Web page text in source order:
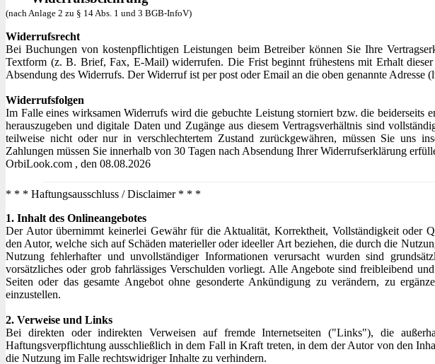
(nach Anlage 2 zu § 14 Abs. 1 und 3 BGB-InfoV)
Widerrufsrecht
Bei Buchungen von kostenpflichtigen Leistungen beim Betreiber können Sie Ihre
Textform (z. B. Brief, Fax, E-Mail) widerrufen. Die Frist beginnt frühestens mit Erhalt
Absendung des Widerrufs. Der Widerruf ist per post oder Email an die oben genannte Adresse
Widerrufsfolgen
Im Falle eines wirksamen Widerrufs wird die gebuchte Leistung storniert bzw. die beiderseits
herauszugeben und digitale Daten und Zugänge aus diesem Vertragsverhältnis sind
teilweise nicht oder nur in verschlechtertem Zustand zurückgewähren, müssen Sie uns
Zahlungen müssen Sie innerhalb von 30 Tagen nach Absendung Ihrer Widerrufserklärung
OrbiLook.com , den 08.08.2026
* * * Haftungsausschluss / Disclaimer * * *
1. Inhalt des Onlineangebotes
Der Autor übernimmt keinerlei Gewähr für die Aktualität, Korrektheit, Vollständigkeit oder
den Autor, welche sich auf Schäden materieller oder ideeller Art beziehen, die durch die
Nutzung fehlerhafter und unvollständiger Informationen verursacht wurden sind
vorsätzliches oder grob fahrlässiges Verschulden vorliegt. Alle Angebote sind freibleibend
Seiten oder das gesamte Angebot ohne gesonderte Ankündigung zu verändern, zu
einzustellen.
2. Verweise und Links
Bei direkten oder indirekten Verweisen auf fremde Internetseiten ("Links"), die
Haftungsverpflichtung ausschließlich in dem Fall in Kraft treten, in dem der Autor von den
die Nutzung im Falle rechtswidriger Inhalte zu verhindern.